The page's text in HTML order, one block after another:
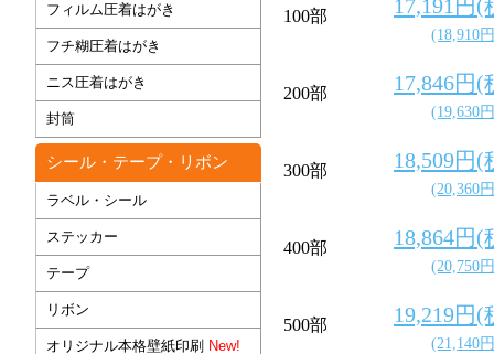
100部 17,191円(
(18,910
200部 17,846円(
(19,630
300部 18,509円(
(20,360
400部 18,864円(
(20,750
500部 19,219円(
(21,140
フィルム圧着はがき
フチ糊圧着はがき
ニス圧着はがき
封筒
シール・テープ・リボン
ラベル・シール
ステッカー
テープ
リボン
オリジナル本格壁紙印刷 New!